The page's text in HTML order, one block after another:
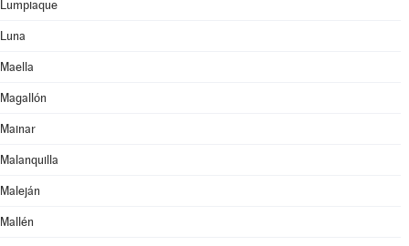
Lumpiaque
Luna
Maella
Magallón
Mainar
Malanquilla
Maleján
Mallén